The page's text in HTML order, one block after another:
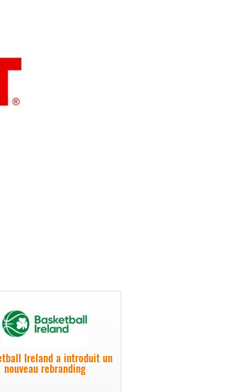
Ireland a introduit un
nouveau rebranding